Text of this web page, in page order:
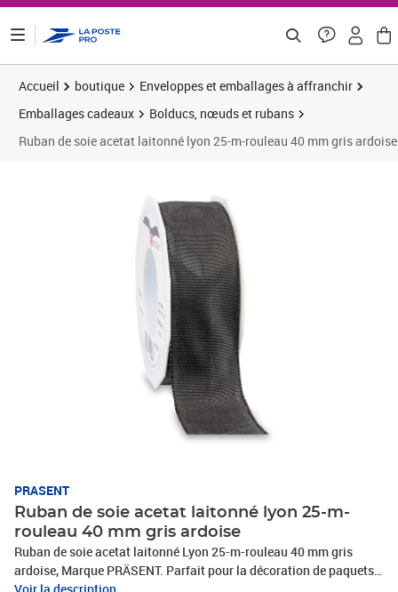
Accueil boutique
Enveloppes et emballages à affranchir
Emballages cadeaux
Bolducs, nœuds et rubans
Ruban de soie acetat laitonné lyon 25-m-rouleau 40 mm gris ardoise
PRASENT
Ruban de soie acetat laitonné lyon 25-m-
rouleau 40 mm gris ardoise
Ruban de soie acetat laitonné Lyon 25-m-rouleau 40 mm gris
ardoise, Marque PRÄSENT. Parfait pour la décoration de paquets,